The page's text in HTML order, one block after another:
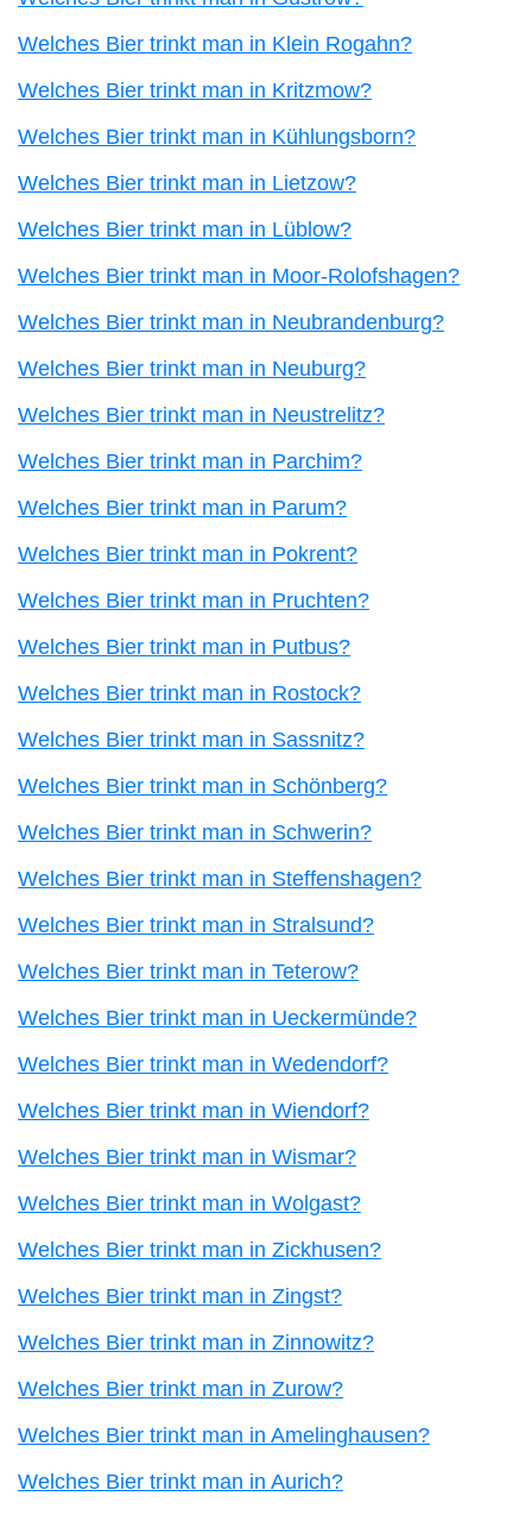
Welches Bier trinkt man in Klein Rogahn?
Welches Bier trinkt man in Kritzmow?
Welches Bier trinkt man in Kühlungsborn?
Welches Bier trinkt man in Lietzow?
Welches Bier trinkt man in Lüblow?
Welches Bier trinkt man in Moor-Rolofshagen?
Welches Bier trinkt man in Neubrandenburg?
Welches Bier trinkt man in Neuburg?
Welches Bier trinkt man in Neustrelitz?
Welches Bier trinkt man in Parchim?
Welches Bier trinkt man in Parum?
Welches Bier trinkt man in Pokrent?
Welches Bier trinkt man in Pruchten?
Welches Bier trinkt man in Putbus?
Welches Bier trinkt man in Rostock?
Welches Bier trinkt man in Sassnitz?
Welches Bier trinkt man in Schönberg?
Welches Bier trinkt man in Schwerin?
Welches Bier trinkt man in Steffenshagen?
Welches Bier trinkt man in Stralsund?
Welches Bier trinkt man in Teterow?
Welches Bier trinkt man in Ueckermünde?
Welches Bier trinkt man in Wedendorf?
Welches Bier trinkt man in Wiendorf?
Welches Bier trinkt man in Wismar?
Welches Bier trinkt man in Wolgast?
Welches Bier trinkt man in Zickhusen?
Welches Bier trinkt man in Zingst?
Welches Bier trinkt man in Zinnowitz?
Welches Bier trinkt man in Zurow?
Welches Bier trinkt man in Amelinghausen?
Welches Bier trinkt man in Aurich?